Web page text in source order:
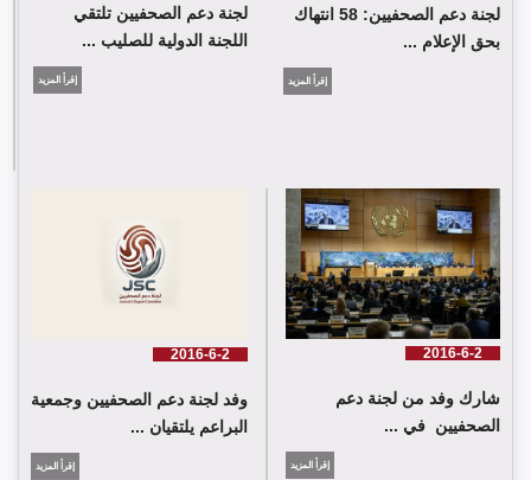
لجنة دعم الصحفيين تلتقي اللجنة الدولية للصليب الأحمر في جنيف
لجنة دعم الصحفيين: 58 انتهاك
بحق الإعلام ...
إقرأ المزيد
لجنة دعم الصحفيين تلتقي
اللجنة الدولية للصليب ...
إقرأ المزيد
2016-6-2
شارك وفد من لجنة دعم
الصحفيين في ...
إقرأ المزيد
2016-6-2
وفد لجنة دعم الصحفيين وجمعية
البراعم يلتقيان ...
إقرأ المزيد